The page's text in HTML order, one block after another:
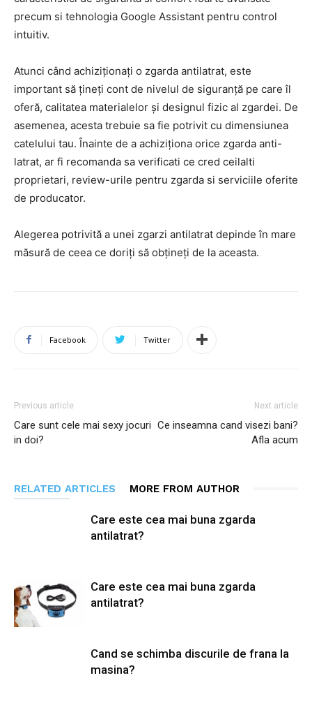
precum si tehnologia Google Assistant pentru control
intuitiv.
Atunci când achiziționați o zgarda antilatrat, este
important să țineți cont de nivelul de siguranță pe care îl
oferă, calitatea materialelor și designul fizic al zgardei. De
asemenea, acesta trebuie sa fie potrivit cu dimensiunea
catelului tau. Înainte de a achiziționa orice zgarda anti-
latrat, ar fi recomanda sa verificati ce cred ceilalti
proprietari, review-urile pentru zgarda si serviciile oferite
de producator.
Alegerea potrivită a unei zgarzi antilatrat depinde în mare
măsură de ceea ce doriți să obțineți de la aceasta.
Facebook Twitter
Previous article
Care sunt cele mai sexy jocuri
in doi?
Next article
Ce inseamna cand visezi bani?
Afla acum
RELATED ARTICLES MORE FROM AUTHOR
Care este cea mai buna zgarda
antilatrat?
Care este cea mai buna zgarda
antilatrat?
Cand se schimba discurile de frana la
masina?